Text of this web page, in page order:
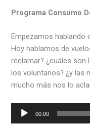
Programa Consumo
Empezamos hablando
Hoy hablamos de
reclamar? ¿cuáles son
los voluntarios? ¿y las
mucho más nos lo
Reproductor
00:00